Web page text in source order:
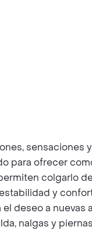
para ofrecer
colgarlo
y
deseo a
nalgas y